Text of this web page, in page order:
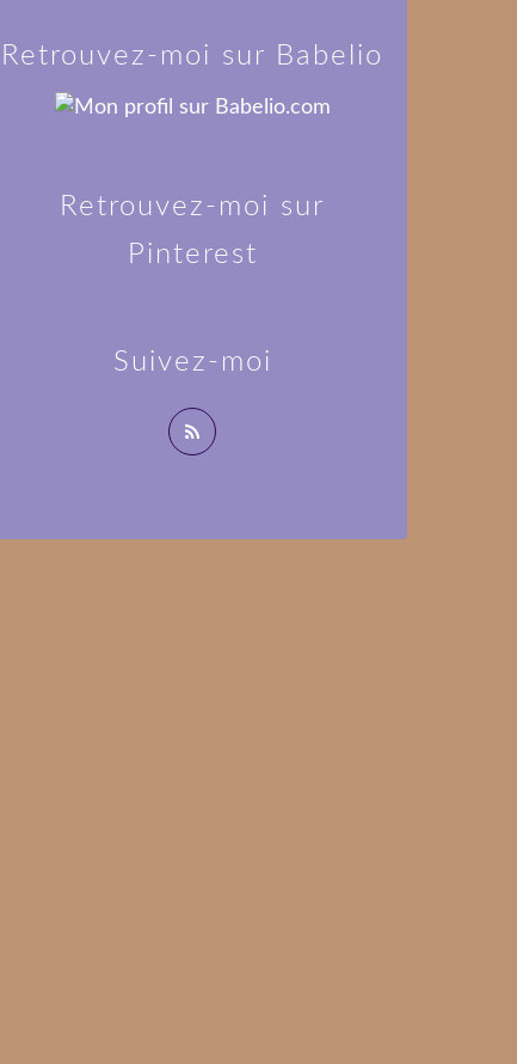
Suivez-moi
Retrouvez-moi sur Babelio
Retrouvez-moi sur
Pinterest